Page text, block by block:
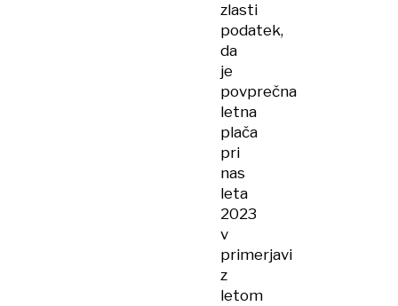
zlasti
podatek,
da
je
povprečna
letna
plača
pri
nas
leta
2023
v
primerjavi
z
letom